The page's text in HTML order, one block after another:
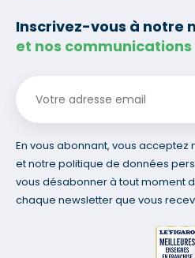
Inscrivez-vous à notre
et nos communications
En vous abonnant, vous acceptez
et notre politique de données
vous désabonner à tout moment
chaque newsletter que vous